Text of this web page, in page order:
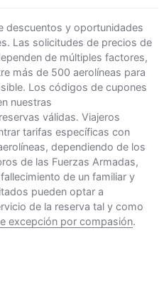
descuentos y oportunidades
Las solicitudes de precios de
de múltiples factores,
más de 500 aerolíneas para
Los códigos de cupones
nuestras
válidas. Viajeros
tarifas específicas con
dependiendo de los
de las Fuerzas Armadas,
de un familiar y
pueden optar a
de la reserva tal y como
excepción por compasión.